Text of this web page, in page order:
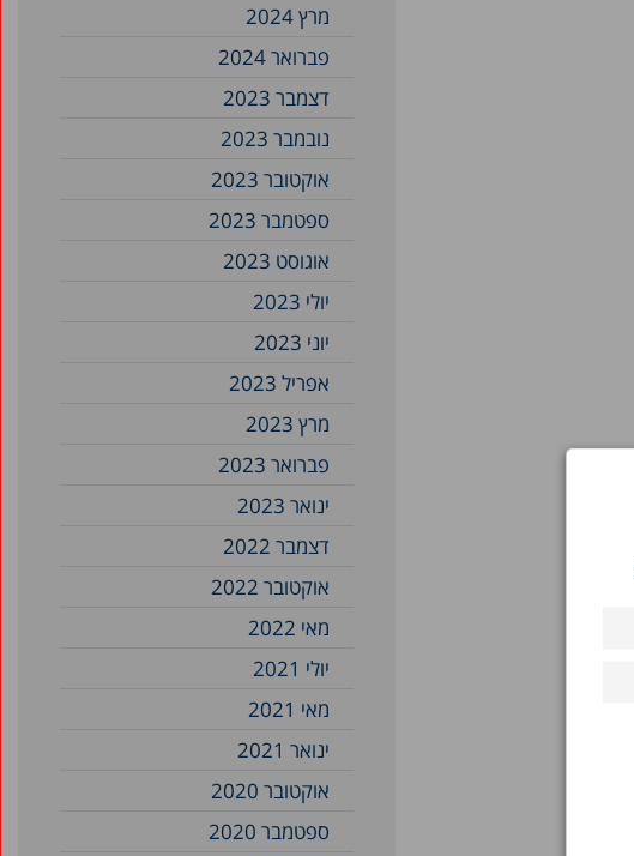
מרץ 2024
פברואר 2024
דצמבר 2023
נובמבר 2023
אוקטובר 2023
ספטמבר 2023
אוגוסט 2023
יולי 2023
יוני 2023
אפריל 2023
מרץ 2023
פברואר 2023
ינואר 2023
דצמבר 2022
אוקטובר 2022
מאי 2022
יולי 2021
מאי 2021
ינואר 2021
אוקטובר 2020
ספטמבר 2020